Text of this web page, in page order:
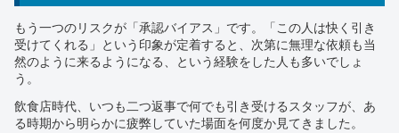
もう一つのリスクが「承認バイアス」です。「この人は快く引き
受けてくれる」という印象が定着すると、次第に無理な依頼も当
然のように来るようになる、という経験をした人も多いでしょ
う。
飲食店時代、いつも二つ返事で何でも引き受けるスタッフが、あ
る時期から明らかに疲弊していた場面を何度か見てきました。